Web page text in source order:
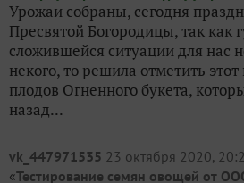
Урожаи собраны, сегодня
Пресвятой Богородицы, так как
сложившейся ситуации для нас
некого, то решила отметить
плодов Огненного букета,
назад...
vk_447971535 23 октября 2020,
«Тестирование семян овощей от